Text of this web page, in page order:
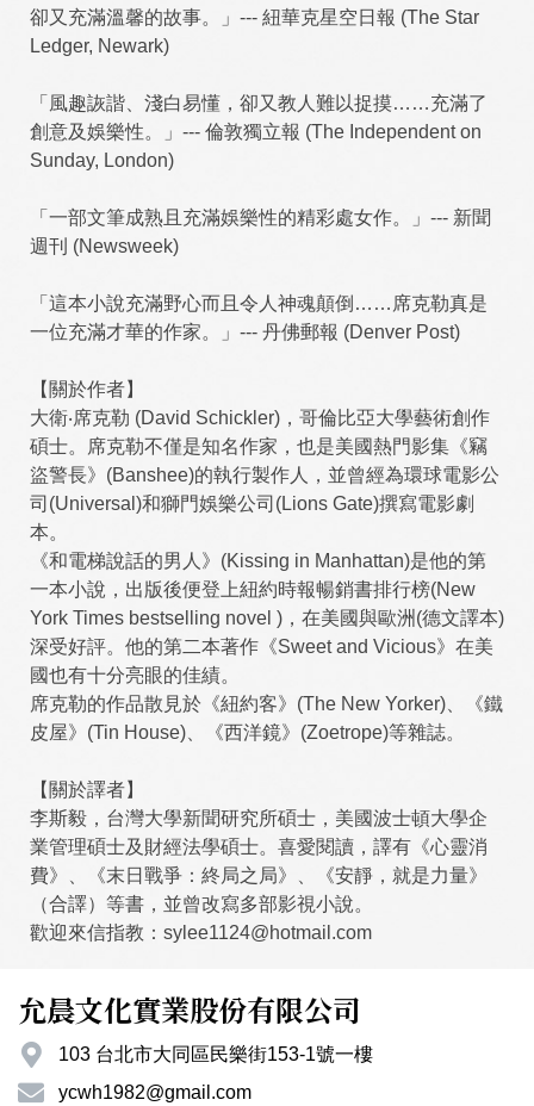
卻又充滿溫馨的故事。」--- 紐華克星空日報 (The Star
Ledger, Newark)
「風趣詼諧、淺白易懂，卻又教人難以捉摸……充滿了
創意及娛樂性。」--- 倫敦獨立報 (The Independent on
Sunday, London)
「一部文筆成熟且充滿娛樂性的精彩處女作。」--- 新聞
週刊 (Newsweek)
「這本小說充滿野心而且令人神魂顛倒……席克勒真是
一位充滿才華的作家。」--- 丹佛郵報 (Denver Post)
【關於作者】
大衛‧席克勒 (David Schickler)，哥倫比亞大學藝術創作
碩士。席克勒不僅是知名作家，也是美國熱門影集《竊
盜警長》(Banshee)的執行製作人，並曾經為環球電影公
司(Universal)和獅門娛樂公司(Lions Gate)撰寫電影劇
本。
《和電梯說話的男人》(Kissing in Manhattan)是他的第
一本小說，出版後便登上紐約時報暢銷書排行榜(New
York Times bestselling novel )，在美國與歐洲(德文譯本)
深受好評。他的第二本著作《Sweet and Vicious》在美
國也有十分亮眼的佳績。
席克勒的作品散見於《紐約客》(The New Yorker)、《鐵
皮屋》(Tin House)、《西洋鏡》(Zoetrope)等雜誌。
【關於譯者】
李斯毅，台灣大學新聞研究所碩士，美國波士頓大學企
業管理碩士及財經法學碩士。喜愛閱讀，譯有《心靈消
費》、《末日戰爭：終局之局》、《安靜，就是力量》
（合譯）等書，並曾改寫多部影視小說。
歡迎來信指教：sylee1124@hotmail.com
允晨文化實業股份有限公司
103 台北市大同區民樂街153-1號一樓
ycwh1982@gmail.com